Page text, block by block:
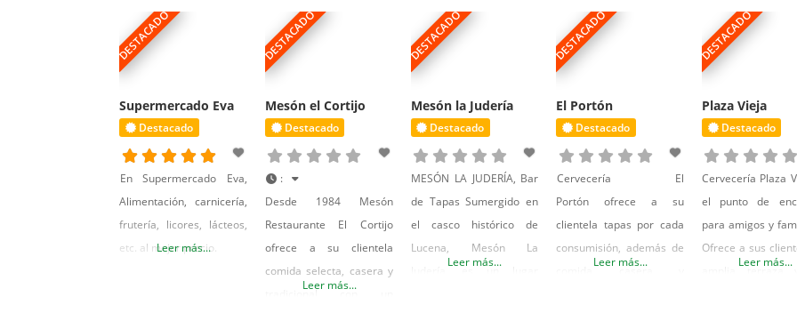
y 12 segundos. Tenemos
Terraza de Verano y
Salón para Eventos
Portón, para disfrutar
con los tuyos.
todo tipo de raciones
santeros. Cervecería
Plaza Vieja ideal para tus
eventos.
DESTACADO
Supermercado Eva
Destacado
En Supermercado Eva,
Alimentación, carnicería,
frutería, licores, lácteos,
etc. al mejor precio.
Leer más...
DESTACADO
Mesón el Cortijo
Destacado
:
Desde 1984 Mesón
Restaurante El Cortijo
ofrece a su clientela
comida selecta, casera y
tradicional con un
Leer más...
DESTACADO
Mesón la Judería
Destacado
MESÓN LA JUDERÍA, Bar
de Tapas Sumergido en
el casco histórico de
Lucena, Mesón La
Judería, es un lugar
Leer más...
DESTACADO
El Portón
Destacado
Cervecería El
Portón ofrece a su
clientela tapas por cada
consumisión, además de
comida casera y
Leer más...
DESTACADO
Plaza Vieja
Destacado
Cervecería Plaza
el punto de
para amigos y
Ofrece a sus
amplia terraza
Leer más...